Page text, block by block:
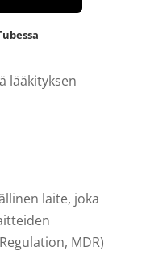
lääkityksen
laite, joka
MDR)